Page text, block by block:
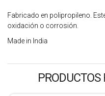
Fabricado en polipropileno.
oxidación o corrosión.
Made in India